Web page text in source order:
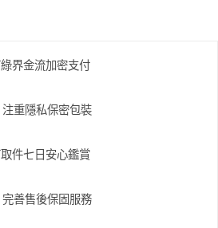
綠界金流加密支付
注重隱私保密包裝
取件七日安心鑑賞
完善售後保固服務